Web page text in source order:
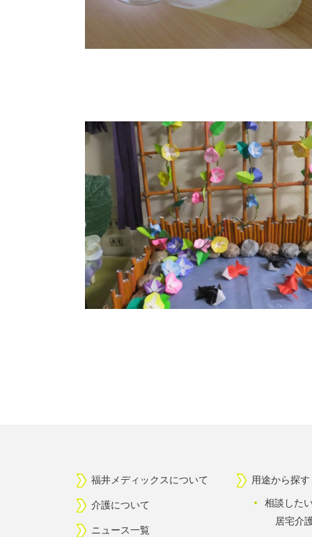
福井メディックスについて
介護について
ニュース一覧
用途から探す
相談した
居宅介